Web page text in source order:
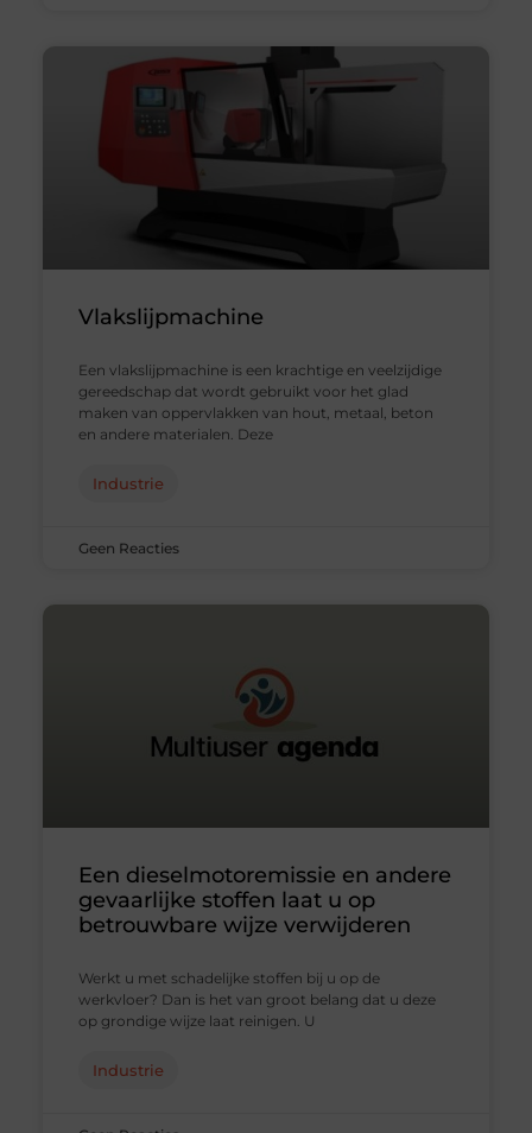
Vlakslijpmachine
Een vlakslijpmachine is een krachtige en veelzijdige
gereedschap dat wordt gebruikt voor het glad
maken van oppervlakken van hout, metaal, beton
en andere materialen. Deze
Industrie
Geen Reacties
Een dieselmotoremissie en andere
gevaarlijke stoffen laat u op
betrouwbare wijze verwijderen
Werkt u met schadelijke stoffen bij u op de
werkvloer? Dan is het van groot belang dat u deze
op grondige wijze laat reinigen. U
Industrie